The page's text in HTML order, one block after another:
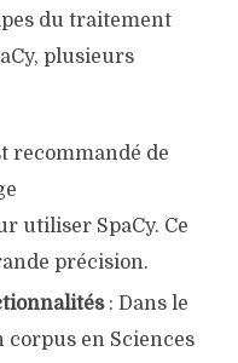
du traitement
plusieurs
recommandé de
utiliser SpaCy. Ce
précision.
: Dans le
corpus en Sciences